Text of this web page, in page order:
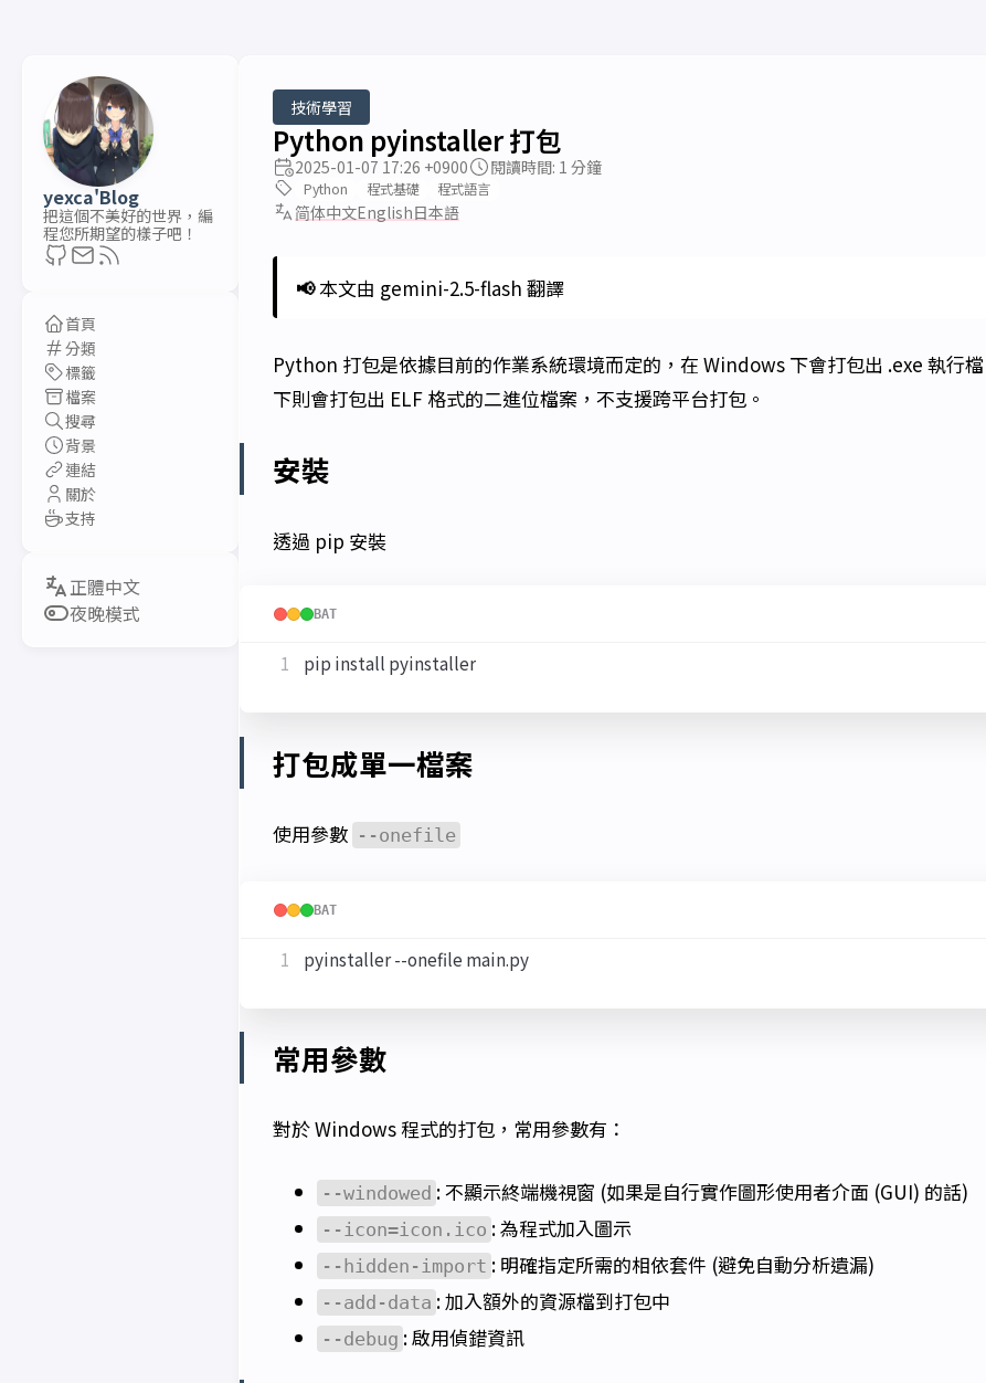
yexca'Blog
把這個不美好的世界，編
程您所期望的樣子吧！
首頁
分類
標籤
檔案
搜尋
背景
連結
關於
支持
夜晚模式
技術學習
Python pyinstaller 打包
2025-01-07 17:26 +0900 閱讀時間: 1 分鐘
Python 程式基礎 程式語言
简体中文English日本語
📢本文由 gemini-2.5-flash 翻譯
Python 打包是依據目前的作業系統環境而定的，在 Windows 下會打包出 .exe 執行
下則會打包出 ELF 格式的二進位檔案，不支援跨平台打包。
安裝
透過 pip 安裝
BAT
pip install pyinstaller
打包成單一檔案
使用參數 --onefile
BAT
pyinstaller --onefile main.py
常用參數
對於 Windows 程式的打包，常用參數有：
--windowed : 不顯示終端機視窗 (如果是自行實作圖形使用者介面 (GUI) 的話)
--icon=icon.ico : 為程式加入圖示
--hidden-import : 明確指定所需的相依套件 (避免自動分析遺漏)
--add-data : 加入額外的資源檔到打包中
--debug : 啟用偵錯資訊